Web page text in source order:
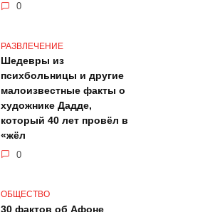
0
РАЗВЛЕЧЕНИЕ
Шедевры из
психбольницы и другие
малоизвестные факты о
художнике Дадде,
который 40 лет провёл в
«жёл
0
ОБЩЕСТВО
30 фактов об Афоне